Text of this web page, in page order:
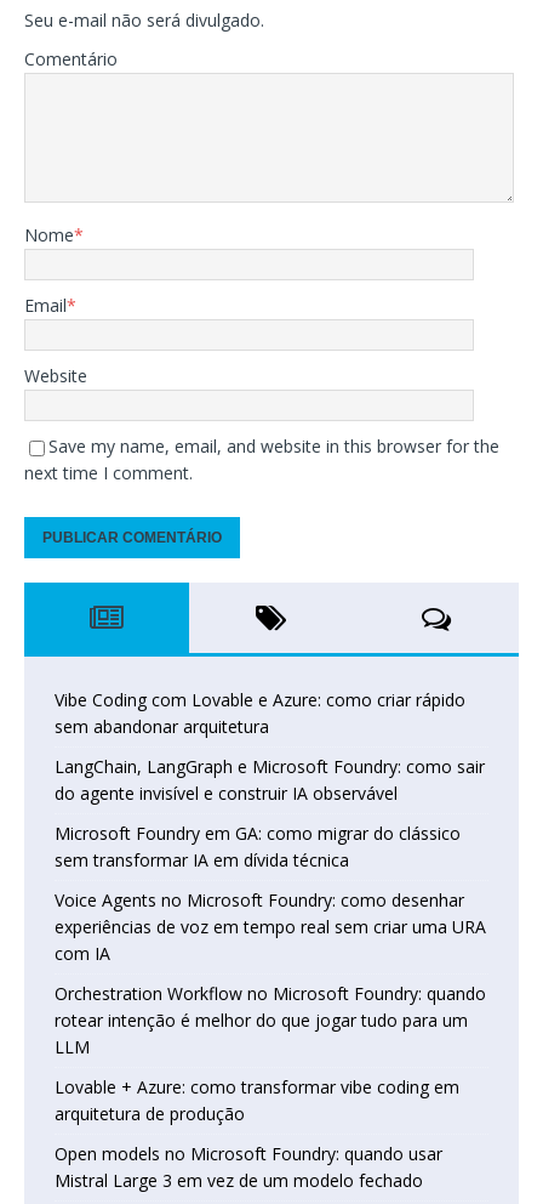
Seu e-mail não será divulgado.
Comentário
Nome*
Email*
Website
Save my name, email, and website in this browser for the
next time I comment.
Vibe Coding com Lovable e Azure: como criar rápido
sem abandonar arquitetura
LangChain, LangGraph e Microsoft Foundry: como sair
do agente invisível e construir IA observável
Microsoft Foundry em GA: como migrar do clássico
sem transformar IA em dívida técnica
Voice Agents no Microsoft Foundry: como desenhar
experiências de voz em tempo real sem criar uma URA
com IA
Orchestration Workflow no Microsoft Foundry: quando
rotear intenção é melhor do que jogar tudo para um
LLM
Lovable + Azure: como transformar vibe coding em
arquitetura de produção
Open models no Microsoft Foundry: quando usar
Mistral Large 3 em vez de um modelo fechado